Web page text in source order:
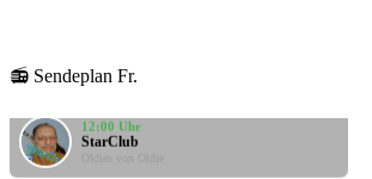
📻 Sendeplan Fr.
Santis Musicbox
StarClub
Oldies von Oldie